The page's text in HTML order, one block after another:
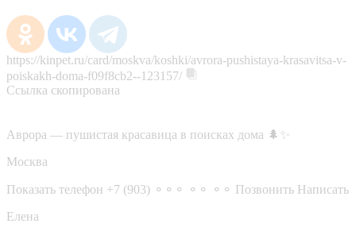
https://kinpet.ru/card/moskva/koshki/avrora-pushistaya-krasavitsa-v-
poiskakh-doma-f09f8cb2--123157/
Ссылка скопирована
Аврора — пушистая красавица в поисках дома 🌲✨
Москва
Показать телефон +7 (903) ⚬⚬⚬ ⚬⚬ ⚬⚬ Позвонить Написать
Елена